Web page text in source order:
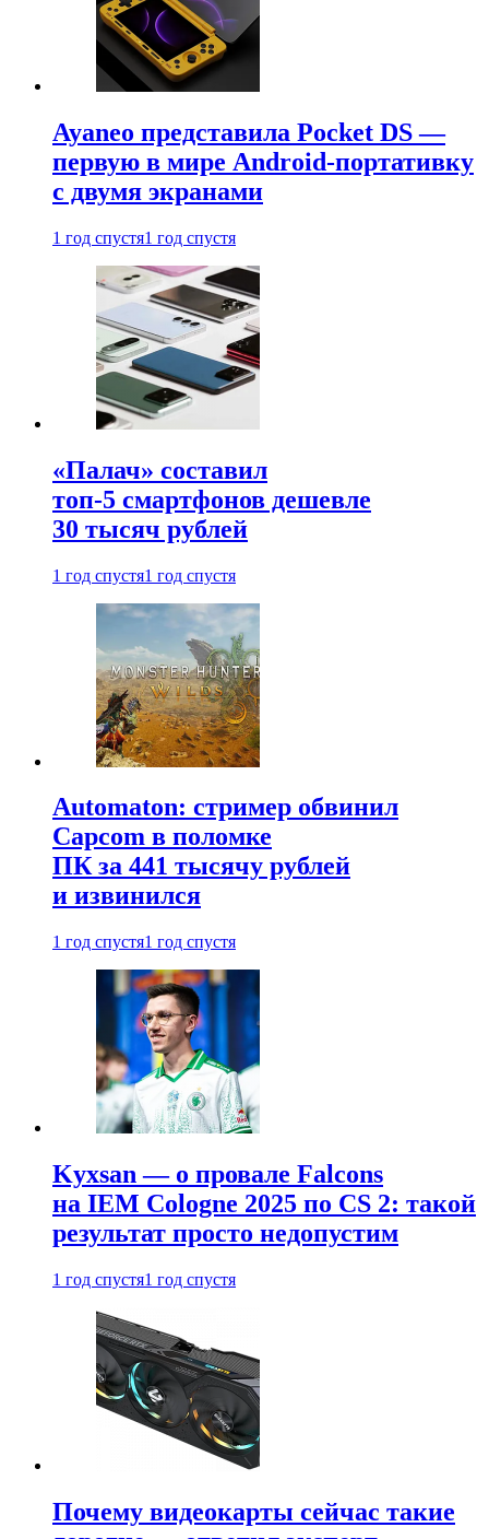
Ayaneo представила Pocket DS —
первую в мире Android-портативку
с двумя экранами
1 год спустя1 год спустя
«Палач» составил
топ-5 смартфонов дешевле
30 тысяч рублей
1 год спустя1 год спустя
Automaton: стример обвинил
Capcom в поломке
ПК за 441 тысячу рублей
и извинился
1 год спустя1 год спустя
Kyxsan — о провале Falcons
на IEM Cologne 2025 по CS 2: такой
результат просто недопустим
1 год спустя1 год спустя
Почему видеокарты сейчас такие